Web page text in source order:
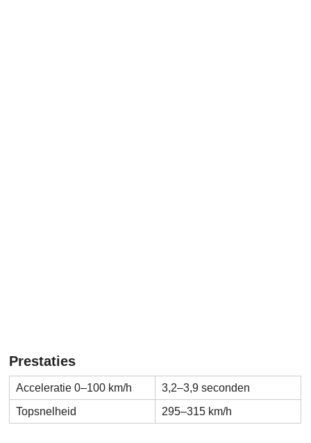
Prestaties
Acceleratie 0–100 km/h
3,2–3,9 seconden
Topsnelheid
295–315 km/h